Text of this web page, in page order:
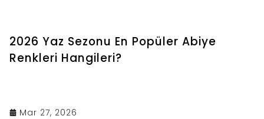
2026 Yaz Sezonu En Popüler Abiye
Renkleri Hangileri?
Mar 27, 2026